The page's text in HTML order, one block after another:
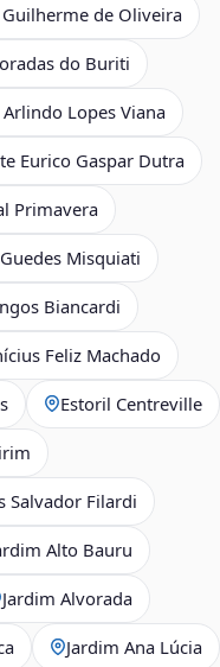
de Oliveira
do Buriti
Lopes Viana
Eurico Gaspar Dutra
Primavera
Misquiati
Biancardi
Feliz Machado
Estoril Centreville
Salvador Filardi
Alto Bauru
Jardim Alvorada
Jardim Ana Lúcia